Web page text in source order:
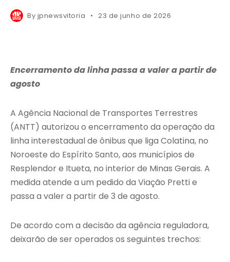
By jpnewsvitoria 23 de junho de 2026
Encerramento da linha passa a valer a partir de
agosto
A Agência Nacional de Transportes Terrestres
(ANTT) autorizou o encerramento da operação da
linha interestadual de ônibus que liga Colatina, no
Noroeste do Espírito Santo, aos municípios de
Resplendor e Itueta, no interior de Minas Gerais. A
medida atende a um pedido da Viação Pretti e
passa a valer a partir de 3 de agosto.
De acordo com a decisão da agência reguladora,
deixarão de ser operados os seguintes trechos: